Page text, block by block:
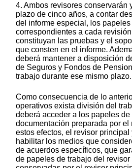
4. Ambos revisores conservarán
plazo de cinco años, a contar
del informe especial, los
correspondientes a cada
constituyan las pruebas y el
que consten en el informe.
deberá mantener a disposición
de Seguros y Fondos de
trabajo durante ese mismo plazo.
Como consecuencia de lo
operativos exista división del
deberá acceder a los papeles
documentación preparada por el
estos efectos, el revisor
habilitar los medios que
de acuerdos específicos, que
de papeles de trabajo del revisor